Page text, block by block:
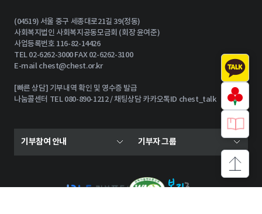
상단으
(04519) 서울 중구 세종대로21길 39(정동)
사회복지법인 사회복지공동모금회 (회장 윤여준)
사업등록번호 116-82-14426
TEL 02-6262-3000 FAX 02-6262-3100
E-mailchest@chest.or.kr
[빠른 상담] 기부내역 확인 및 영수증 발급
나눔콜센터 TEL 080-890-1212 / 채팅상담 카카오톡ID chest_talk
기부참여 안내 기부자 그룹